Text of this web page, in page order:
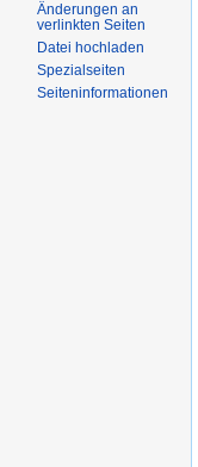
Änderungen an
verlinkten Seiten
Datei hochladen
Spezialseiten
Seiteninformationen